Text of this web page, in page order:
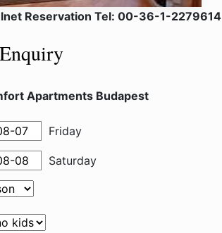
Reservation Tel: 00-36-1-2279614
Enquiry
Apartments Budapest
Friday
Saturday